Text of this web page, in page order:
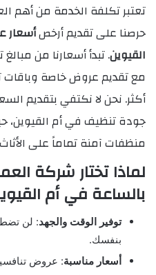
تعتبر تكلفة الخدمة من أهم
حرصنا على تقديم أرخصأسعار
القيوين. تبدأ أسعارنا من
أكثر. نحن لا نكتفي بتقديم
جودة تنظيف في أم القيوين،
منظفات آمنة تماماً على
لماذا تختار شركة
بالساعة في أم
توفير الوقت والجهد: لن
بنفسك.
أسعار مناسبة: عروض